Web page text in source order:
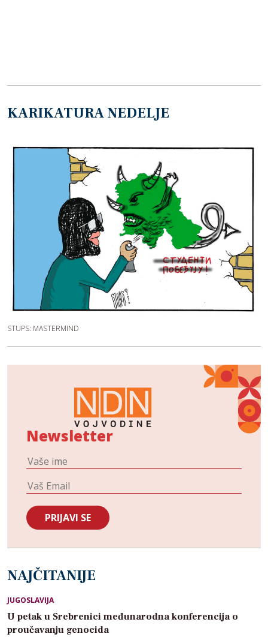
KARIKATURA NEDELJE
STUPS: MASTERMIND
Newsletter
NAJČITANIJE
JUGOSLAVIJA
U petak u Srebrenici međunarodna konferencija o
proučavanju genocida